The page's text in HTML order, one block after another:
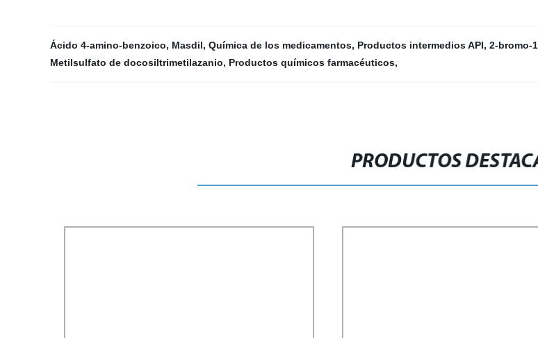
Ácido 4-amino-benzoico, Masdil, Química de los medicamentos, Productos intermedios API, 2-bromo-
Metilsulfato de docosiltrimetilazanio, Productos químicos farmacéuticos,
PRODUCTOS